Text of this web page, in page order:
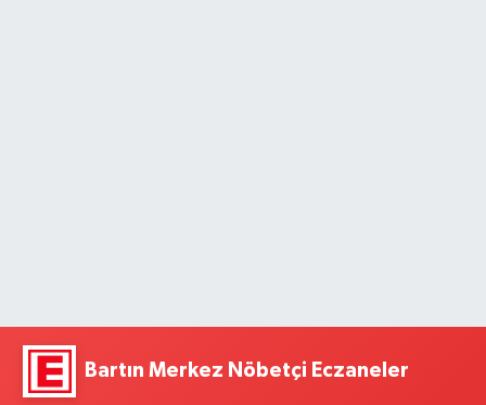
Bartın Merkez Nöbetçi Eczaneler